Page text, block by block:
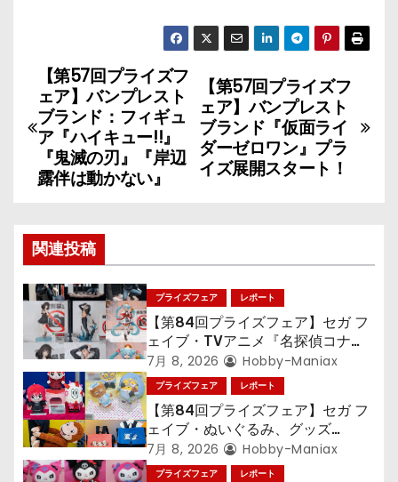
投
稿
ナ
ビ
ゲ
ー
シ
ョ
ン
【第57回プライズフ
ェア】バンプレスト
ブランド『仮面ライ
ダーゼロワン』プラ
イズ展開スタート！
【第57回プライズフ
ェア】バンプレスト
ブランド：フィギュ
ア『ハイキュー!!』
『鬼滅の刃』『岸辺
露伴は動かない』
関連投稿
プライズフェア レポート
【第84回プライズフェア】セガ フ
ェイブ・TVアニメ『名探偵コナ
ン』TVアニメ『呪術廻戦』『〈物
語〉シリーズ』「初音ミク」
7月 8, 2026 Hobby-Maniax
プライズフェア レポート
【第84回プライズフェア】セガ フ
ェイブ・ぬいぐるみ、グッズ
『LiSA』『ミニオン』『おさるの
ジョージ』『ポケットモンスター』
7月 8, 2026 Hobby-Maniax
プライズフェア レポート